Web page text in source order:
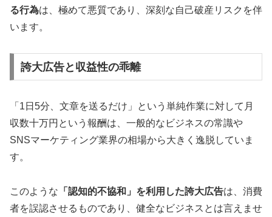
る行為は、極めて悪質であり、深刻な自己破産リスクを伴
います。
誇大広告と収益性の乖離
「1日5分、文章を送るだけ」という単純作業に対して月
収数十万円という報酬は、一般的なビジネスの常識や
SNSマーケティング業界の相場から大きく逸脱していま
す。
このような 「認知的不協和」を利用した誇大広告は、消費
者を誤認させるものであり、健全なビジネスとは言えませ